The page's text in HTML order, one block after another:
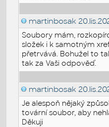
martinbosak
Soubory mám,
složek i k samotným
přetrvává. Bohužel to
tak za Vaši odpověď.
martinbosak
Je alespoň nějaký
tovární soubor, aby
Děkuji